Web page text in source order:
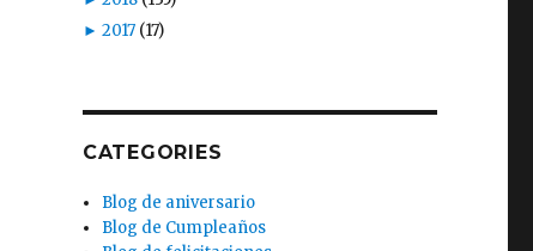
► 2017 (17)
CATEGORIES
Blog de aniversario
Blog de Cumpleaños